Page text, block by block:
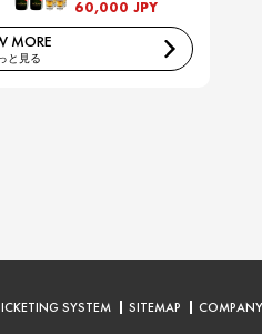
60,000 JPY
MORE
と見る
SYSTEM SITEMAP COMPANY